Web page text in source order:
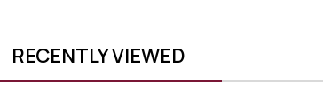
RECENTLY VIEWED